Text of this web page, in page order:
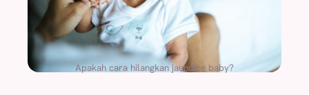
Apakah cara hilangkan jaundice baby?